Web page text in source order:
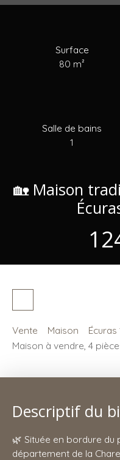
Surface
80 m²
Salle de bains
1
🏡 Maison
Vente Maison
Écuras
Maison à vendre, 4
Descriptif du
🌿 Située en bordure du
département de la